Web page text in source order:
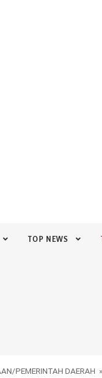
TOP NEWS
/PEMERINTAH DAERAH »